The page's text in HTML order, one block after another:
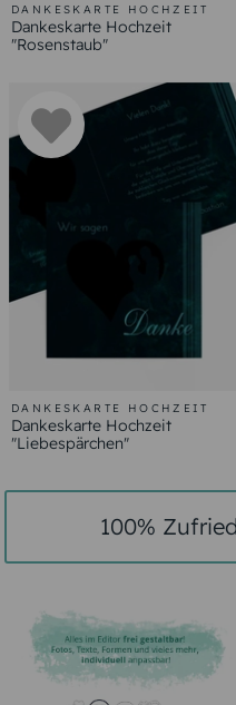
DANKESKARTE HOCHZEIT
Dankeskarte Hochzeit
"Rosenstaub"
DANKESKARTE HOCHZEIT
Dankeskarte Hochzeit
"Liebespärchen"
100%